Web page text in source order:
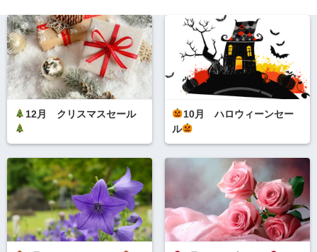
12月 クリスマスセール
10月 ハロウィーンセー
ル